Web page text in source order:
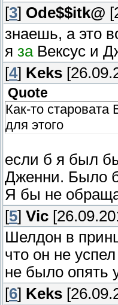
[3] Ode$$itk@
знаешь, а это
я заВексус и
[4] Keks
Quote
Как-то старовата
для этого
если б я был
Дженни. Было
Я бы не
[5] Vic
Шелдон в
что он не
не было опять
[6] Keks